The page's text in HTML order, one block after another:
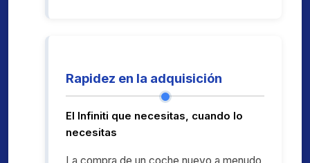
Rapidez en la adquisición
El Infiniti que necesitas, cuando lo
necesitas